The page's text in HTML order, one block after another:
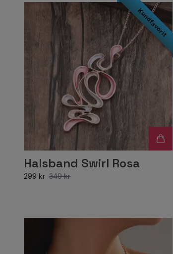
Halsband Swirl Rosa
299 kr 349 kr
Kundfavorit